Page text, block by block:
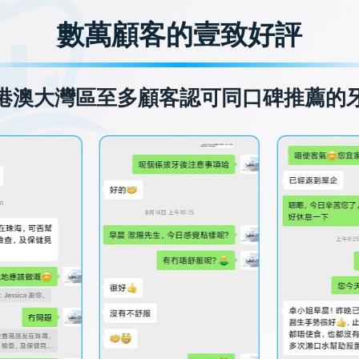
數萬顧客的壹致好評
澳大灣區至多顧客認可同口碑推薦的